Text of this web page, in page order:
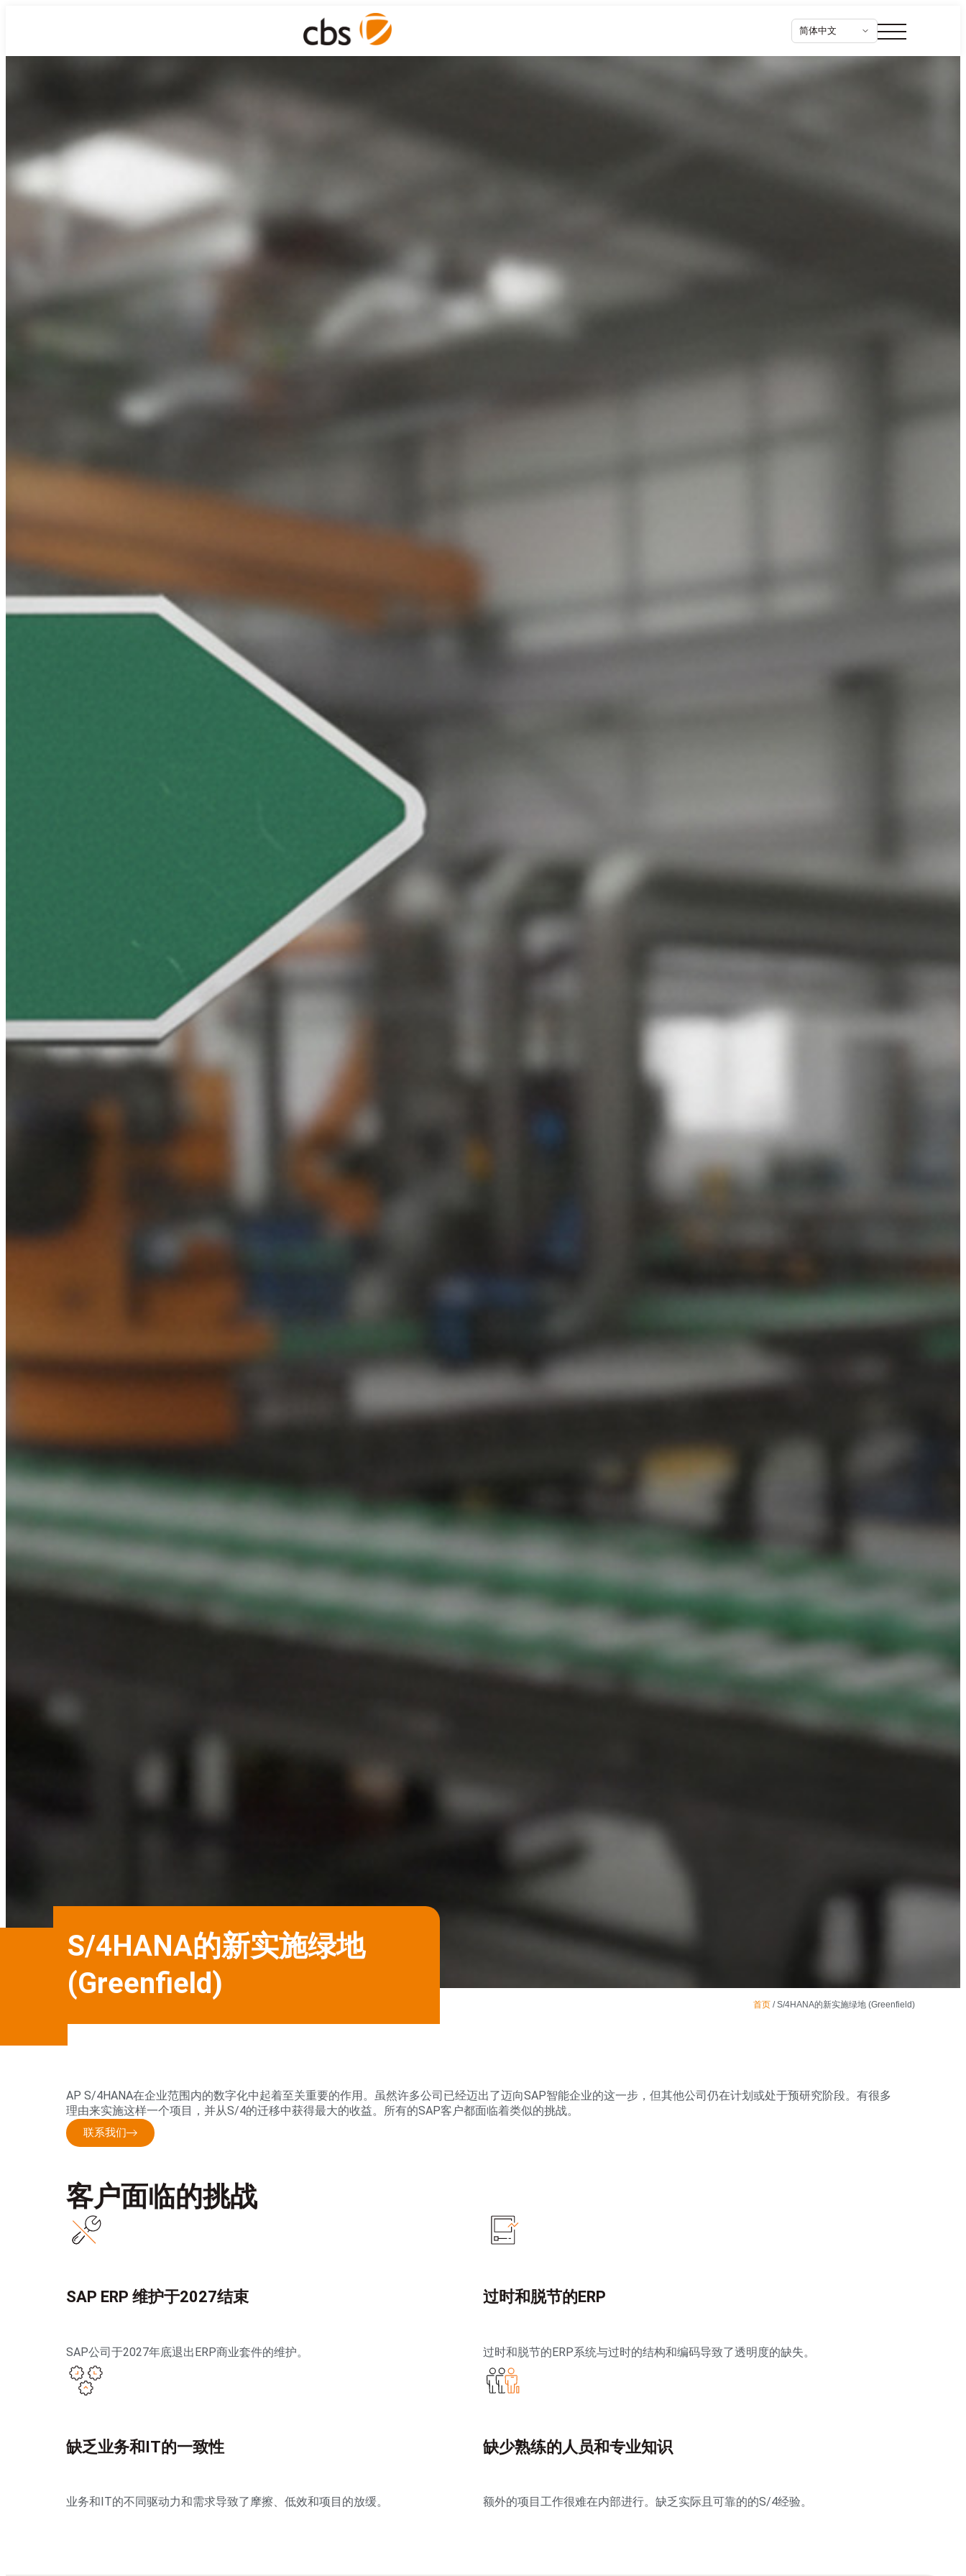
S/4HANA的新实施绿地
(Greenfield)
首页/S/4HANA的新实施绿地 (Greenfield)
AP S/4HANA在企业范围内的数字化中起着至关重要的作用。虽然许多公司已经迈出了迈向SAP智能企业的这一步，但其他公司仍在计划或处于预研究阶段。有很多
理由来实施这样一个项目，并从S/4的迁移中获得最大的收益。所有的SAP客户都面临着类似的挑战。
联系我们
客户面临的挑战
SAP ERP 维护于2027结束
SAP公司于2027年底退出ERP商业套件的维护。
过时和脱节的ERP
过时和脱节的ERP系统与过时的结构和编码导致了透明度的缺失。
缺乏业务和IT的一致性
业务和IT的不同驱动力和需求导致了摩擦、低效和项目的放缓。
缺少熟练的人员和专业知识
额外的项目工作很难在内部进行。缺乏实际且可靠的的S/4经验。